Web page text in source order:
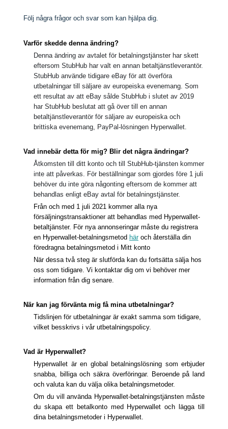
Följ några frågor och svar som kan hjälpa dig.
Varför skedde denna ändring?
Denna ändring av avtalet för betalningstjänster har skett
eftersom StubHub har valt en annan betaltjänstleverantör.
StubHub använde tidigare eBay för att överföra
utbetalningar till säljare av europeiska evenemang. Som
ett resultat av att eBay sålde StubHub i slutet av 2019
har StubHub beslutat att gå över till en annan
betaltjänstleverantör för säljare av europeiska och
brittiska evenemang, PayPal-lösningen Hyperwallet.
Vad innebär detta för mig? Blir det några ändringar?
Åtkomsten till ditt konto och till StubHub-tjänsten kommer
inte att påverkas. För beställningar som gjordes före 1 juli
behöver du inte göra någonting eftersom de kommer att
behandlas enligt eBay avtal för betalningstjänster.
Från och med 1 juli 2021 kommer alla nya
försäljningstransaktioner att behandlas med Hyperwallet-
betaltjänster. För nya annonseringar måste du registrera
en Hyperwallet-betalningsmetod häroch återställa din
föredragna betalningsmetod i Mitt konto
När dessa två steg är slutförda kan du fortsätta sälja hos
oss som tidigare. Vi kontaktar dig om vi behöver mer
information från dig senare.
När kan jag förvänta mig få mina utbetalningar?
Tidslinjen för utbetalningar är exakt samma som tidigare,
vilket besskrivs i vår utbetalningspolicy.
Vad är Hyperwallet?
Hyperwallet är en global betalningslösning som erbjuder
snabba, billiga och säkra överföringar. Beroende på land
och valuta kan du välja olika betalningsmetoder.
Om du vill använda Hyperwallet-betalningstjänsten måste
du skapa ett betalkonto med Hyperwallet och lägga till
dina betalningsmetoder i Hyperwallet.